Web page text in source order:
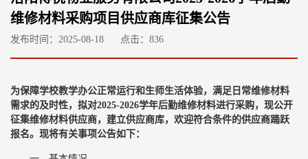
维修材料采购项目供应商库征集公告
发布时间：2025-08-18 点击： 836
为保障学校教学办公正常运行和生师生活体验，满足日常维修材料
需求的及时性，拟对2025-2026学年后勤维修材料进行采购，现公开
征集维修材料供应商，建立供应商库，欢迎符合条件的供应商踊跃
报名。现将有关事项公告如下：